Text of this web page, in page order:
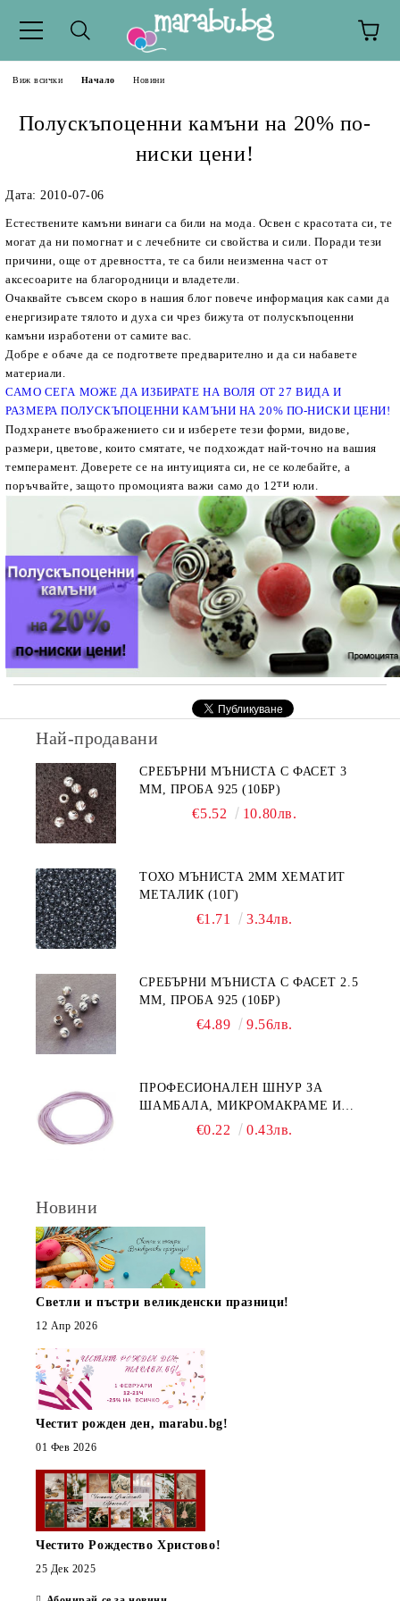
Виж всички Начало Новини
Полускъпоценни камъни на 20% по-
ниски цени!
Дата: 2010-07-06
Естествените камъни винаги са били на мода. Освен с красотата си, те
могат да ни помогнат и с лечебните си свойства и сили. Поради тези
причини, още от древността, те са били неизменна част от
аксесоарите на благородници и владетели.
Очаквайте съвсем скоро в нашия блог повече информация как сами да
енергизирате тялото и духа си чрез бижута от полускъпоценни
камъни изработени от самите вас.
Добре е обаче да се подгответе предварително и да си набавете
материали.
САМО СЕГА МОЖЕ ДА ИЗБИРАТЕ НА ВОЛЯ ОТ 27 ВИДА И
РАЗМЕРА ПОЛУСКЪПОЦЕННИ КАМЪНИ НА 20% ПО-НИСКИ ЦЕНИ!
Подхранете въображението си и изберете тези форми, видове,
размери, цветове, които смятате, че подхождат най-точно на вашия
темперамент. Доверете се на интуицията си, не се колебайте, а
поръчвайте, защото промоцията важи само до 12ти юли.
Най-продавани
СРЕБЪРНИ МЪНИСТА С ФАСЕТ 3
ММ, ПРОБА 925 (10БР)
€5.52 10.80лв.
ТОХО МЪНИСТА 2ММ ХЕМАТИТ
МЕТАЛИК (10Г)
€1.71 3.34лв.
СРЕБЪРНИ МЪНИСТА С ФАСЕТ 2.5
ММ, ПРОБА 925 (10БР)
€4.89 9.56лв.
ПРОФЕСИОНАЛЕН ШНУР ЗА
ШАМБАЛА, МИКРОМАКРАМЕ И
ВЪЗЛИ,GRIFFIN, ЦВЯТ ЛЮЛЯК1ММ
€0.22 0.43лв.
Новини
Светли и пъстри великденски празници!
12 Апр 2026
Честит рожден ден, marabu.bg!
01 Фев 2026
Честито Рождество Христово!
25 Дек 2025